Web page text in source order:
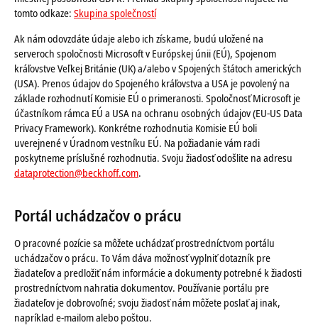
tomto odkaze: Skupina společností
Ak nám odovzdáte údaje alebo ich získame, budú uložené na
serveroch spoločnosti Microsoft v Európskej únii (EÚ), Spojenom
kráľovstve Veľkej Británie (UK) a/alebo v Spojených štátoch amerických
(USA). Prenos údajov do Spojeného kráľovstva a USA je povolený na
základe rozhodnutí Komisie EÚ o primeranosti. Spoločnosť Microsoft je
účastníkom rámca EÚ a USA na ochranu osobných údajov (EU-US Data
Privacy Framework). Konkrétne rozhodnutia Komisie EÚ boli
uverejnené v Úradnom vestníku EÚ. Na požiadanie vám radi
poskytneme príslušné rozhodnutia. Svoju žiadosť odošlite na adresu
dataprotection@beckhoff.com.
Portál uchádzačov o prácu
O pracovné pozície sa môžete uchádzať prostredníctvom portálu
uchádzačov o prácu. To Vám dáva možnosť vyplniť dotazník pre
žiadateľov a predložiť nám informácie a dokumenty potrebné k žiadosti
prostredníctvom nahratia dokumentov. Používanie portálu pre
žiadateľov je dobrovoľné; svoju žiadosť nám môžete poslať aj inak,
napríklad e-mailom alebo poštou.